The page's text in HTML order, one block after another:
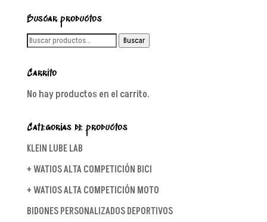
Buscar productos
Buscar
Buscar
Carrito
No hay productos en el carrito.
Categorías de productos
KLEIN LUBE LAB
+ WATIOS ALTA COMPETICIÓN BICI
+ WATIOS ALTA COMPETICIÓN MOTO
BIDONES PERSONALIZADOS DEPORTIVOS